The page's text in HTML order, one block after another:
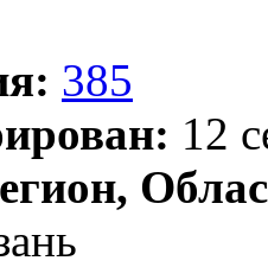
385
12